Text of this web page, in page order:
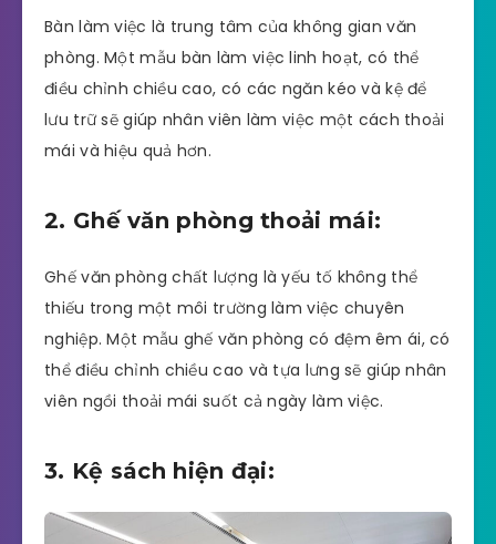
Bàn làm việc là trung tâm của không gian văn
phòng. Một mẫu bàn làm việc linh hoạt, có thể
điều chỉnh chiều cao, có các ngăn kéo và kệ để
lưu trữ sẽ giúp nhân viên làm việc một cách thoải
mái và hiệu quả hơn.
2. Ghế văn phòng thoải mái:
Ghế văn phòng chất lượng là yếu tố không thể
thiếu trong một môi trường làm việc chuyên
nghiệp. Một mẫu ghế văn phòng có đệm êm ái, có
thể điều chỉnh chiều cao và tựa lưng sẽ giúp nhân
viên ngồi thoải mái suốt cả ngày làm việc.
3. Kệ sách hiện đại: